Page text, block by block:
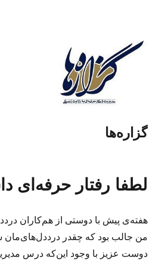
گزاره‌ها
لطفا رفتار حرفه‌ای
هفته‌ی پیش با دوستی از هم‌کاران
من جالب بود که چقدر درددل‌های‌مان
دوست عزیز با وجود این‌که درس